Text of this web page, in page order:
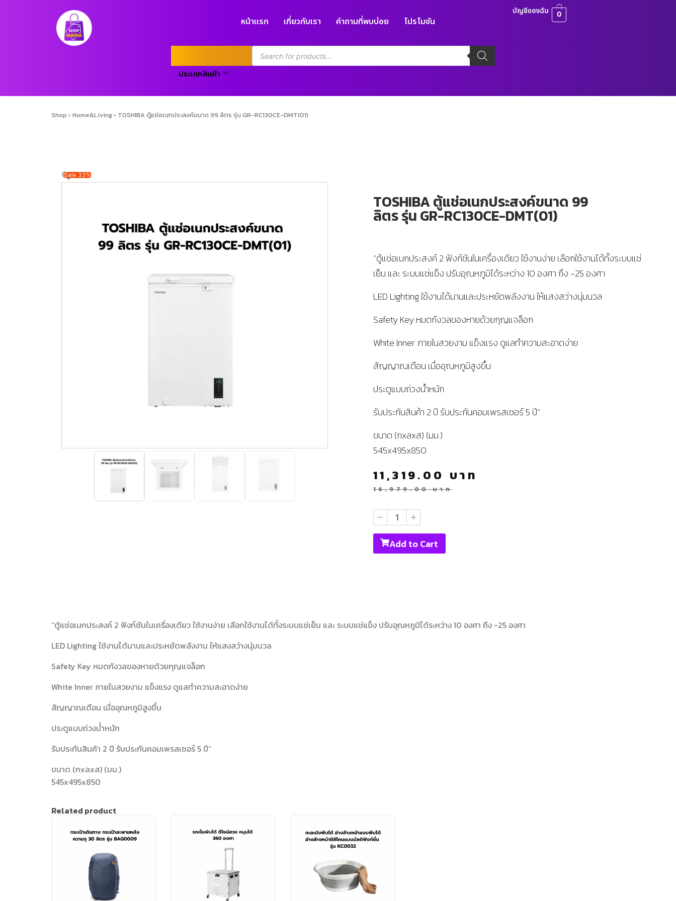
หน้าแรก เกี่ยวกับเรา คำถามที่พบบ่อย โปรโมชัน
ประเภทสินค้า
บัญชีของฉัน 0
Shop › Home&Living› TOSHIBA ตู้แช่อเนกประสงค์ขนาด 99 ลิตร รุ่น GR-RC130CE-DMT(01)
Sale 33%
TOSHIBA ตู้แช่อเนกประสงค์ขนาด 99
ลิตร รุ่น GR-RC130CE-DMT(01)
“ตู้แช่อเนกประสงค์ 2 ฟังก์ชันในเครื่องเดียว ใช้งานง่าย เลือกใช้งานได้ทั้งระบบแช่
เย็น และ ระบบแช่แข็ง ปรับอุณหภูมิได้ระหว่าง 10 องศา ถึง -25 องศา
LED Lighting ใช้งานได้นานและประหยัดพลังงาน ให้แสงสว่างนุ่มนวล
Safety Key หมดกังวลของหายด้วยกุญแจล็อก
White Inner ภายในสวยงาม แข็งแรง ดูแลทำความสะอาดง่าย
สัญญาณเตือน เมื่ออุณหภูมิสูงขึ้น
ประตูแบบถ่วงน้ำหนัก
รับประกันสินค้า 2 ปี รับประกันคอมเพรสเซอร์ 5 ปี”
ขนาด (กxลxส) (มม.)
545x495x850
16,979.00บาท
11,319.00 บาท
Add to Cart
“ตู้แช่อเนกประสงค์ 2 ฟังก์ชันในเครื่องเดียว ใช้งานง่าย เลือกใช้งานได้ทั้งระบบแช่เย็น และ ระบบแช่แข็ง ปรับอุณหภูมิได้ระหว่าง 10 องศา ถึง -25 องศา
LED Lighting ใช้งานได้นานและประหยัดพลังงาน ให้แสงสว่างนุ่มนวล
Safety Key หมดกังวลของหายด้วยกุญแจล็อก
White Inner ภายในสวยงาม แข็งแรง ดูแลทำความสะอาดง่าย
สัญญาณเตือน เมื่ออุณหภูมิสูงขึ้น
ประตูแบบถ่วงน้ำหนัก
รับประกันสินค้า 2 ปี รับประกันคอมเพรสเซอร์ 5 ปี”
ขนาด (กxลxส) (มม.)
545x495x850
Related product